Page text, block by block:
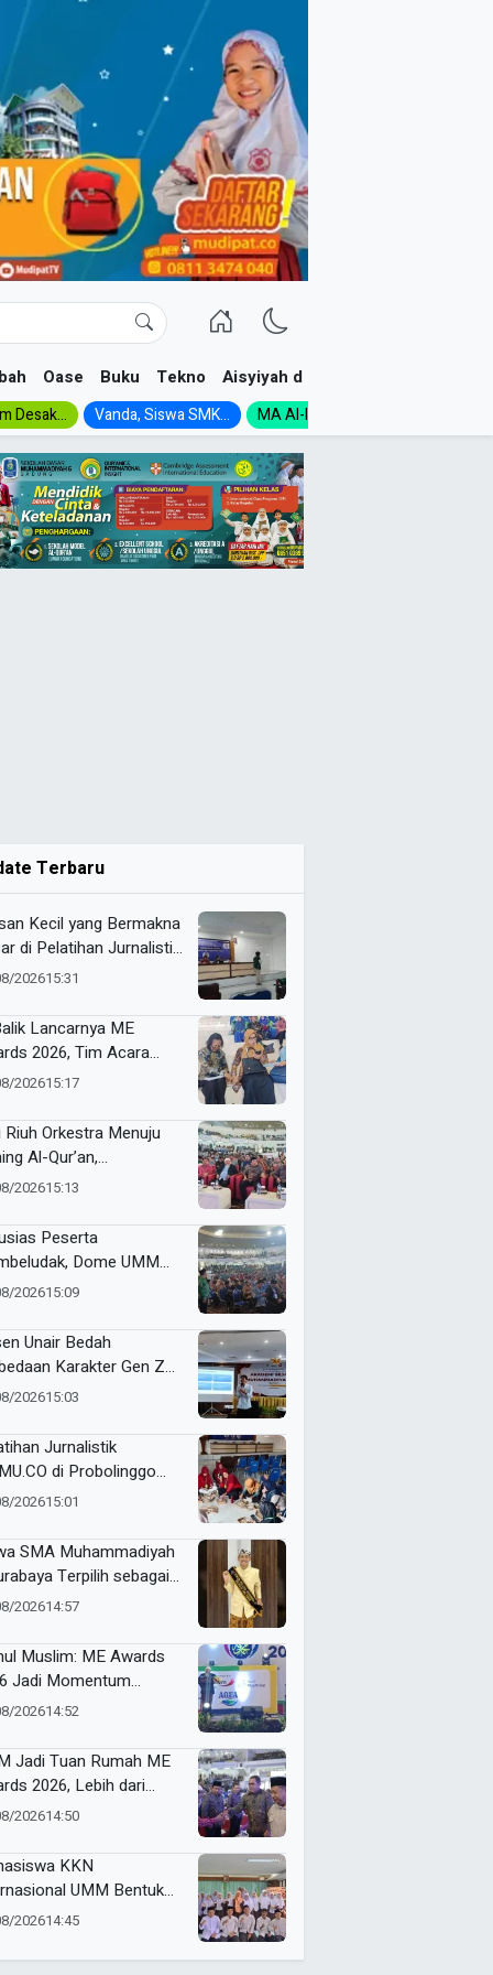
Oase Buku Tekno Aisyiyah dan NA
Desak... Vanda, Siswa SMK... MA Al-Ishlah Gelar...
Terbaru
Kecil yang Bermakna
di Pelatihan Jurnalistik
Probolinggo
202615:31
Lancarnya ME
2026, Tim Acara
Atur Sirkulasi Ribuan
202615:17
Riuh Orkestra Menuju
Al-Qur’an,
ME Awards
202615:13
Peserta
Dome UMM
Jelang
2026
202615:09
Unair Bedah
Karakter Gen Z
202615:03
Jurnalistik
di Probolinggo
Sesi Ishoma, Peserta
202615:01
SMA Muhammadiyah
Terpilih sebagai
Terbaik Forum
202614:57
Muslim: ME Awards
Jadi Momentum
Mutu Pendidikan
202614:52
Jadi Tuan Rumah ME
2026, Lebih dari
Peserta Siap Cetak
202614:50
KKN
UMM Bentuk
Wadah
Thailand
202614:45